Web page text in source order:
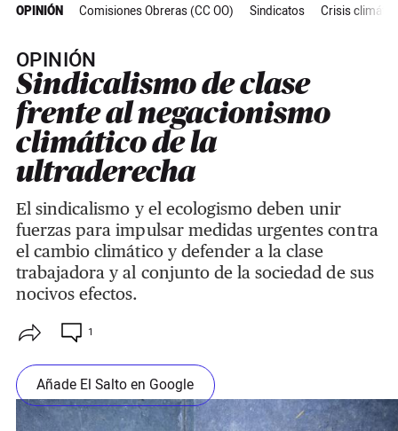
OPINIÓN Comisiones Obreras (CC OO) Sindicatos Crisis
OPINIÓN
Sindicalismo de clase
frente al negacionismo
climático de la
ultraderecha
El sindicalismo y el ecologismo deben unir
fuerzas para impulsar medidas urgentes contra
el cambio climático y defender a la clase
trabajadora y al conjunto de la sociedad de sus
nocivos efectos.
1
Añade El Salto en Google